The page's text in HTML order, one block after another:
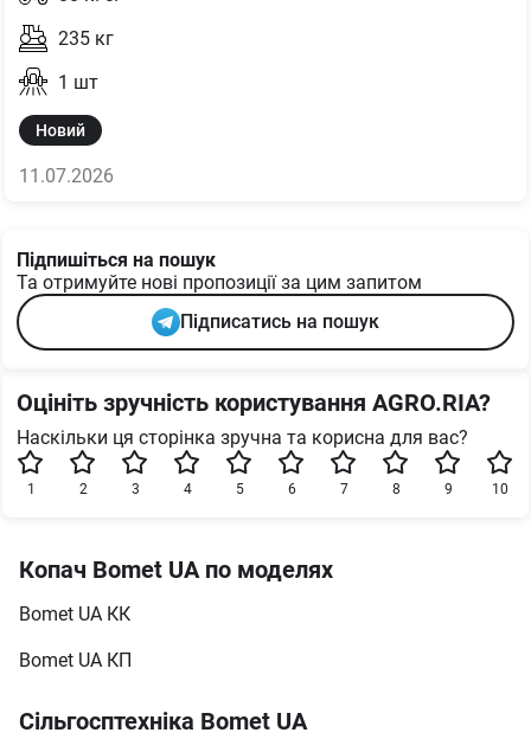
235 кг
1 шт
Новий
11.07.2026
Підпишіться на пошук
Та отримуйте нові пропозиції за цим запитом
Підписатись на пошук
Оцініть зручність користування AGRO.RIA?
Наскільки ця сторінка зручна та корисна для вас?
10
9
8
7
6
5
4
3
2
1
Копач Bomet UA по моделях
Bomet UA КК
Bomet UA КП
Сільгосптехніка Bomet UA